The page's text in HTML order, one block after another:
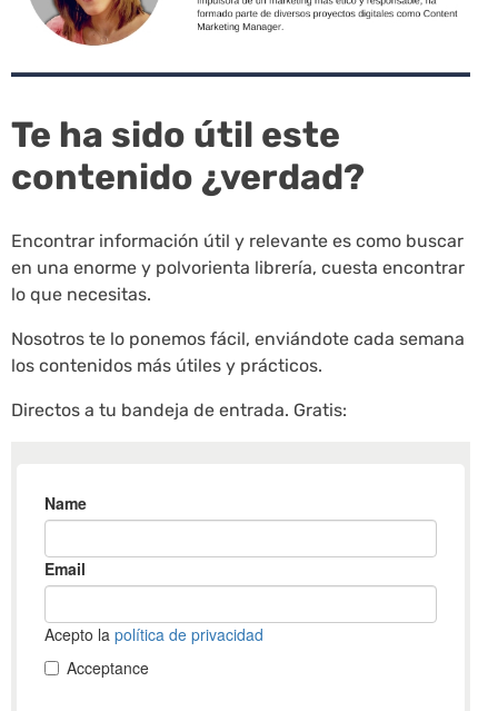
Te ha sido útil este
contenido ¿verdad?
Encontrar información útil y relevante es como buscar
en una enorme y polvorienta librería, cuesta encontrar
lo que necesitas.
Nosotros te lo ponemos fácil, enviándote cada semana
los contenidos más útiles y prácticos.
Directos a tu bandeja de entrada. Gratis: